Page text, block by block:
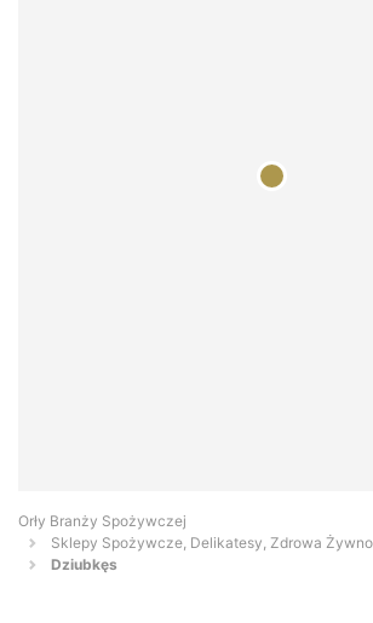
Orły Branży Spożywczej
Sklepy Spożywcze, Delikatesy, Zdrowa
Dziubkęs